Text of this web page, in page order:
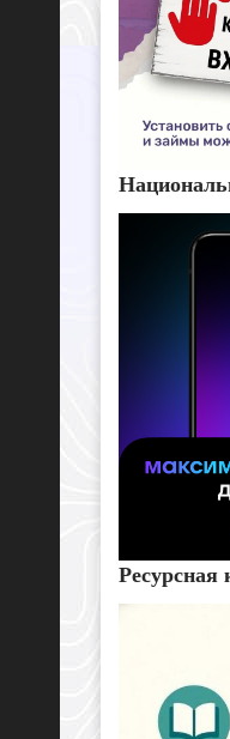
Ресурсная